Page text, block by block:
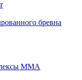
бревна
ММА